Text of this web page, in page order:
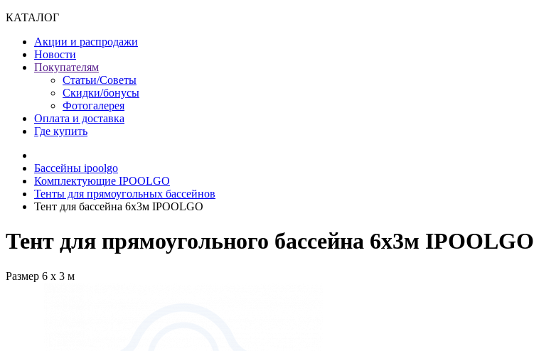
КАТАЛОГ
Акции и распродажи
Новости
Покупателям
Статьи/Советы
Скидки/бонусы
Фотогалерея
Оплата и доставка
Где купить
Бассейны ipoolgo
Комплектующие IPOOLGO
Тенты для прямоугольных бассейнов
Тент для бассейна 6х3м IPOOLGO
Тент для прямоугольного бассейна 6х3м IPOOLGO
Размер 6 х 3 м